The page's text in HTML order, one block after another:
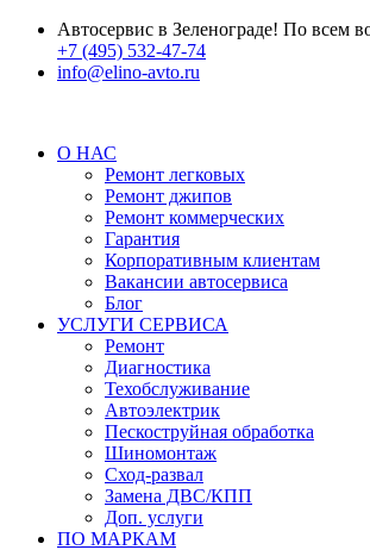
Автосервис в Зеленограде! По всем
+7 (495) 532-47-74
info@elino-avto.ru
О НАС
Ремонт легковых
Ремонт джипов
Ремонт коммерческих
Гарантия
Корпоративным клиентам
Вакансии автосервиса
Блог
УСЛУГИ СЕРВИСА
Ремонт
Диагностика
Техобслуживание
Автоэлектрик
Пескоструйная обработка
Шиномонтаж
Сход-развал
Замена ДВС/КПП
Доп. услуги
ПО МАРКАМ